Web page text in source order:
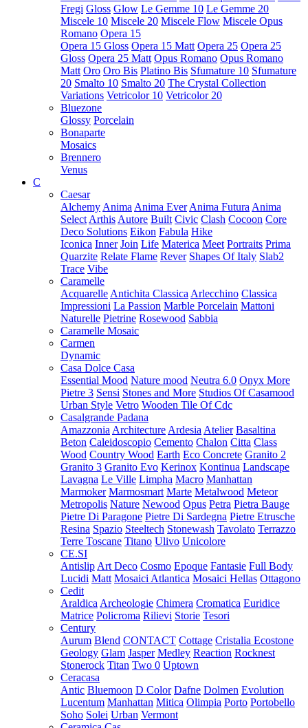
Fregi Gloss Glow Le Gemme 10 Le Gemme 20
Miscele 10 Miscele 20 Miscele Flow Miscele Opus
Romano Opera 15
Opera 15 Gloss Opera 15 Matt Opera 25 Opera 25
Gloss Opera 25 Matt Opus Romano Opus Romano
Matt Oro Oro Bis Platino Bis Sfumature 10 Sfumature
20 Smalto 10 Smalto 20 The Crystal Collection
Variations Vetricolor 10 Vetricolor 20
Bluezone
Glossy Porcelain
Bonaparte
Mosaics
Brennero
Venus
C
Caesar
Alchemy Anima Anima Ever Anima Futura Anima
Select Arthis Autore Built Civic Clash Cocoon Core
Deco Solutions Eikon Fabula Hike
Iconica Inner Join Life Materica Meet Portraits Prima
Quarzite Relate Flame Rever Shapes Of Italy Slab2
Trace Vibe
Caramelle
Acquarelle Antichita Classica Arlecchino Classica
Impressioni La Passion Marble Porcelain Mattoni
Naturelle Pietrine Rosewood Sabbia
Caramelle Mosaic
Carmen
Dynamic
Casa Dolce Casa
Essential Mood Nature mood Neutra 6.0 Onyx More
Pietre 3 Sensi Stones and More Studios Of Casamood
Urban Style Vetro Wooden Tile Of Cdc
Casalgrande Padana
Amazzonia Architecture Ardesia Atelier Basaltina
Beton Caleidoscopio Cemento Chalon Citta Class
Wood Country Wood Earth Eco Concrete Granito 2
Granito 3 Granito Evo Kerinox Kontinua Landscape
Lavagna Le Ville Limpha Macro Manhattan
Marmoker Marmosmart Marte Metalwood Meteor
Metropolis Nature Newood Opus Petra Pietra Bauge
Pietre Di Paragone Pietre Di Sardegna Pietre Etrusche
Resina Spazio Steeltech Stonewash Tavolato Terrazzo
Terre Toscane Titano Ulivo Unicolore
CE.SI
Antislip Art Deco Cosmo Epoque Fantasie Full Body
Lucidi Matt Mosaici Atlantica Mosaici Hellas Ottagono
Cedit
Araldica Archeologie Chimera Cromatica Euridice
Matrice Policroma Rilievi Storie Tesori
Century
Aurum Blend CONTACT Cottage Cristalia Ecostone
Geology Glam Jasper Medley Reaction Rocknest
Stonerock Titan Two 0 Uptown
Ceracasa
Antic Bluemoon D Color Dafne Dolmen Evolution
Lucentum Manhattan Mitica Olimpia Porto Portobello
Soho Solei Urban Vermont